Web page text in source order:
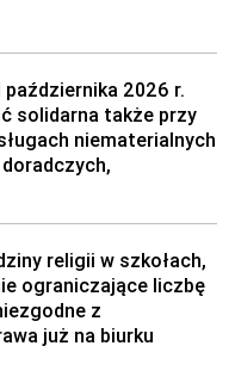
października 2026 r.
solidarna także przy
niematerialnych
religii w szkołach,
ograniczające liczbę
z
już na biurku